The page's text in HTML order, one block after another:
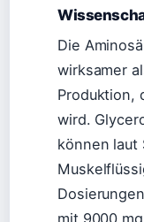
Die
wirksamer
Produktion,
wird.
können laut
mit 9000